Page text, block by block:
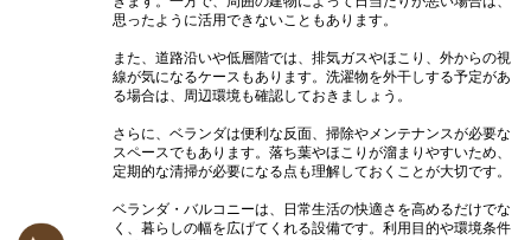
思ったように活用できないこともあります。
また、道路沿いや低層階では、排気ガスやほこり、外からの視
線が気になるケースもあります。洗濯物を外干しする予定があ
る場合は、周辺環境も確認しておきましょう。
さらに、ベランダは便利な反面、掃除やメンテナンスが必要な
スペースでもあります。落ち葉やほこりが溜まりやすいため、
定期的な清掃が必要になる点も理解しておくことが大切です。
ベランダ・バルコニーは、日常生活の快適さを高めるだけでな
く、暮らしの幅を広げてくれる設備です。利用目的や環境条件